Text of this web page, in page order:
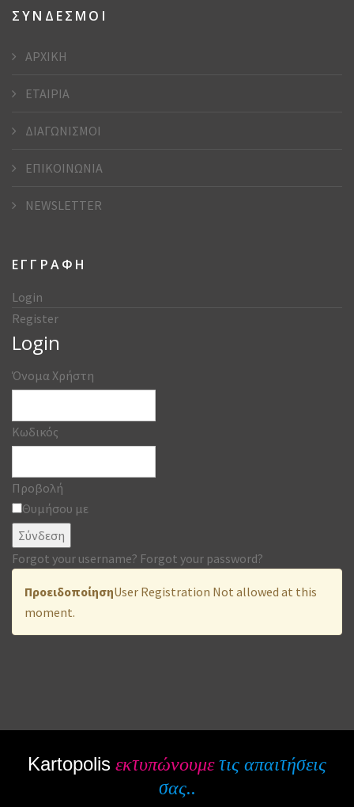
ΣΥΝΔΕΣΜΟΙ
ΑΡΧΙΚΗ
ΕΤΑΙΡΙΑ
ΔΙΑΓΩΝΙΣΜΟΙ
ΕΠΙΚΟΙΝΩΝΙΑ
NEWSLETTER
ΕΓΓΡΑΦΗ
Login
Register
Login
Όνομα Χρήστη
Κωδικός
Προβολή
Θυμήσου με
Σύνδεση
Forgot your username? Forgot your password?
ΠροειδοποίησηUser Registration Not allowed at this
moment.
Kartopolis εκτυπώνουμετις απαιτήσεις
σας..